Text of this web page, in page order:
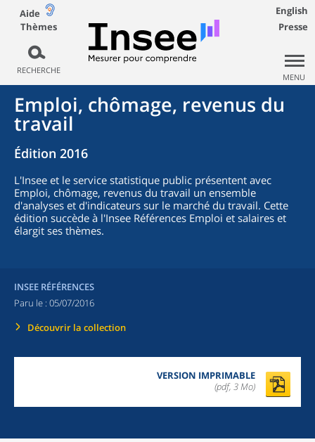
Aide
Thèmes
RECHERCHE
English
Presse
MENU
Emploi, chômage, revenus du
travail
Édition 2016
L'Insee et le service statistique public présentent avec
Emploi, chômage, revenus du travail un ensemble
d'analyses et d'indicateurs sur le marché du travail. Cette
édition succède à l'Insee Références Emploi et salaires et
élargit ses thèmes.
INSEE RÉFÉRENCES
Paru le : 05/07/2016
Découvrir la collection
VERSION IMPRIMABLE
(pdf, 3 Mo)